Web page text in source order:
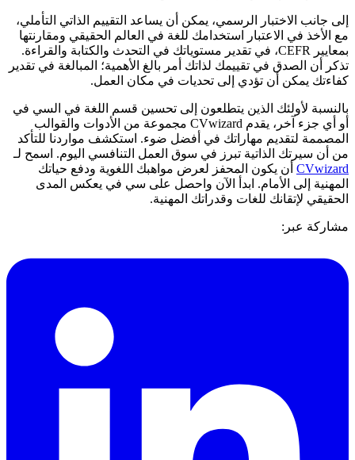
إلى جانب الاختبار الرسمي، يمكن أن يساعد التقييم الذاتي التأملي،
مع الأخذ في الاعتبار استخدامك للغة في العالم الحقيقي ومقارنتها
بمعايير CEFR، في تقدير مستوياتك في التحدث والكتابة والقراءة.
تذكر أن الصدق في تقييمك لذاتك أمر بالغ الأهمية؛ المبالغة في تقدير
كفاءتك يمكن أن تؤدي إلى تحديات في مكان العمل.
بالنسبة لأولئك الذين يتطلعون إلى تحسين قسم اللغة في السي في
أو أي جزء آخر، يقدم CVwizard مجموعة من الأدوات والقوالب
المصممة لتقديم مهاراتك في أفضل ضوء. استكشف مواردنا للتأكد
من أن سيرتك الذاتية تبرز في سوق العمل التنافسي اليوم. اسمح لـ
CVwizard أن يكون المحفز لعرض مواهبك اللغوية ودفع حياتك
المهنية إلى الأمام. ابدأ الآن واحصل على سي في يعكس المدى
الحقيقي لإتقانك للغات وقدراتك المهنية.
مشاركة عبر: